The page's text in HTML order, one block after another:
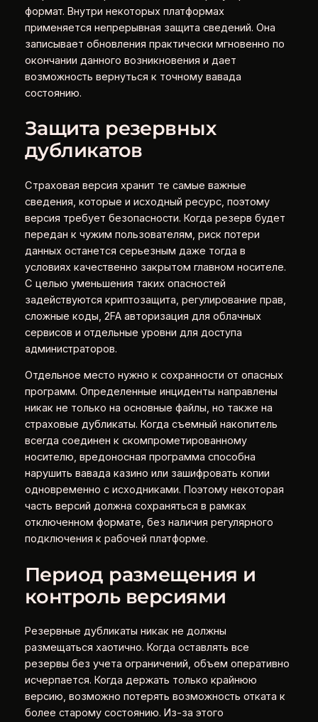
формат. Внутри некоторых платформах
применяется непрерывная защита сведений. Она
записывает обновления практически мгновенно по
окончании данного возникновения и дает
возможность вернуться к точному вавада
состоянию.
Защита резервных
дубликатов
Страховая версия хранит те самые важные
сведения, которые и исходный ресурс, поэтому
версия требует безопасности. Когда резерв будет
передан к чужим пользователям, риск потери
данных останется серьезным даже тогда в
условиях качественно закрытом главном носителе.
С целью уменьшения таких опасностей
задействуются криптозащита, регулирование прав,
сложные коды, 2FA авторизация для облачных
сервисов и отдельные уровни для доступа
администраторов.
Отдельное место нужно к сохранности от опасных
программ. Определенные инциденты направлены
никак не только на основные файлы, но также на
страховые дубликаты. Когда съемный накопитель
всегда соединен к скомпрометированному
носителю, вредоносная программа способна
нарушить вавада казино или зашифровать копии
одновременно с исходниками. Поэтому некоторая
часть версий должна сохраняться в рамках
отключенном формате, без наличия регулярного
подключения к рабочей платформе.
Период размещения и
контроль версиями
Резервные дубликаты никак не должны
размещаться хаотично. Когда оставлять все
резервы без учета ограничений, объем оперативно
исчерпается. Когда держать только крайнюю
версию, возможно потерять возможность отката к
более старому состоянию. Из-за этого